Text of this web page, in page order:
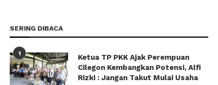
SERING DIBACA
1
Ketua TP PKK Ajak Perempuan
Cilegon Kembangkan Potensi, Alfi
Rizki : Jangan Takut Mulai Usaha